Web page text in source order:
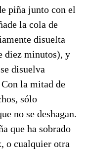
piña junto con el
la cola de
disuelta
diez minutos), y
disuelva
la mitad de
sólo
no se deshagan.
que ha sobrado
o cualquier otra